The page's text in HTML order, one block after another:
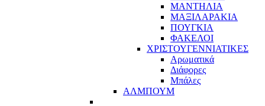
ΜΑΝΤΗΛΙΑ
ΜΑΞΙΛΑΡΑΚΙΑ
ΠΟΥΓΚΙΑ
ΦΑΚΕΛΟΙ
ΧΡΙΣΤΟΥΓΕΝΝΙΑΤΙΚΕΣ
Αρωματικά
Διάφορες
Μπάλες
ΑΛΜΠΟΥΜ